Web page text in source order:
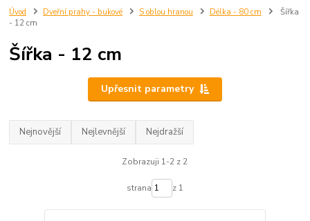
Úvod Dveřní prahy - bukové S oblou hranou Délka - 80 cm
Šířka
- 12 cm
Šířka - 12 cm
Upřesnit parametry
Nejnovější Nejlevnější Nejdražší
Zobrazuji 1-2 z 2
strana z 1